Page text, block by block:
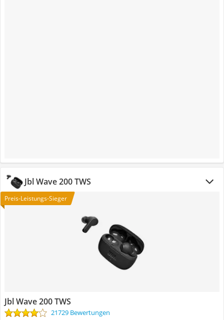
Jbl Wave 200 TWS
Preis-Leistungs-Sieger
Jbl Wave 200 TWS
21729 Bewertungen